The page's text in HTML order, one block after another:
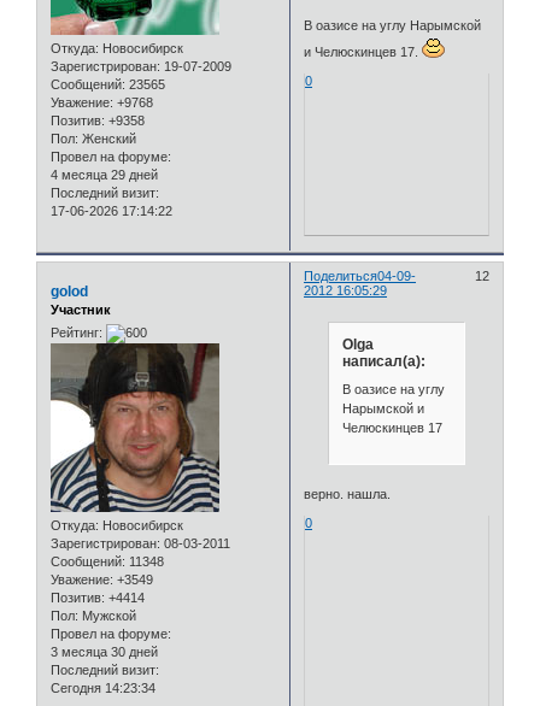
Откуда: Новосибирск
Зарегистрирован: 19-07-2009
Сообщений: 23565
Уважение: +9768
Позитив: +9358
Пол: Женский
Провел на форуме:
4 месяца 29 дней
Последний визит:
17-06-2026 17:14:22
В оазисе на углу Нарымской
и Челюскинцев 17.
0
Поделиться 12
04-09-
2012 16:05:29
golod
Участник
Рейтинг:
Откуда: Новосибирск
Зарегистрирован: 08-03-2011
Сообщений: 11348
Уважение: +3549
Позитив: +4414
Пол: Мужской
Провел на форуме:
3 месяца 30 дней
Последний визит:
Сегодня 14:23:34
Olga
написал(а):
В оазисе на углу
Нарымской и
Челюскинцев 17
верно. нашла.
0